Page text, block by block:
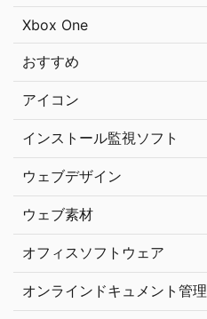
Xbox One
おすすめ
アイコン
インストール監視ソフト
ウェブデザイン
ウェブ素材
オフィスソフトウェア
オンラインドキュメント管理